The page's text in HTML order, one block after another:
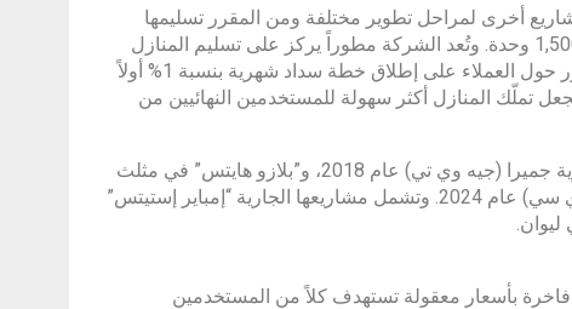
أخرى لمراحل تطوير مختلفة ومن المقرر تسليمها
بحلول عامي 2026 و2027، ليصل إجمالي عدد الوحدات السكنية إلى نحو 1,500 وحدة. وتُعد الشركة مطوراً يركز على تسليم المنازل
الفاخرة عالية الجودة بأسعار في متناول الجميع، وقد شجعها نهجها المتمحور حول العملاء على إطلاق خطة سداد شهرية بنسبة 1% أولاً
مفاجآت خفية – ثم تقديم خطة سداد شهرية ثورية بنسبة 0.5% تجعل تملّك المنازل أكثر سهولة للمستخدمين النهائيين من
ومن بين مشاريعها التي تم تسليمها: مشروع “بلازو ريزيدنس” في مثلث قرية جميرا (جيه وي تي) عام 2018، و”بلازو هايتس” في مثلث
قرية جميرا عام 2020، و”إمباير ريزيدنس” في قرية جميرا الدائرية (جيه وي سي) عام 2024. وتشمل مشاريعها الجارية “إمباير إستيتس”
فاخرة بأسعار معقولة تستهدف كلاً من المستخدمين